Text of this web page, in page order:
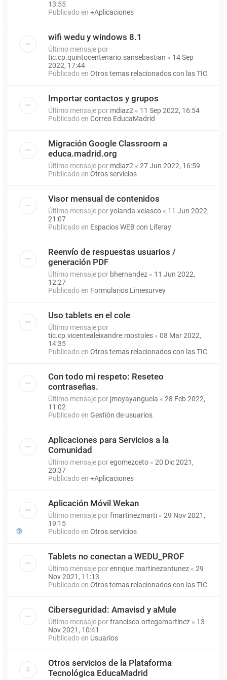
13:55
Publicado en +Aplicaciones
wifi wedu y windows 8.1
Último mensaje por
tic.cp.quintocentenario.sansebastian « 14 Sep
2022, 17:44
Publicado en Otros temas relacionados con las TIC
Importar contactos y grupos
Último mensaje por mdiaz2 « 11 Sep 2022, 16:54
Publicado en Correo EducaMadrid
Migración Google Classroom a
educa.madrid.org
Último mensaje por mdiaz2 « 27 Jun 2022, 16:59
Publicado en Otros servicios
Visor mensual de contenidos
Último mensaje poryolanda.velasco « 11 Jun 2022,
21:07
Publicado en Espacios WEB con Liferay
Reenvío de respuestas usuarios /
generación PDF
Último mensaje por bhernandez « 11 Jun 2022,
12:27
Publicado en Formularios Limesurvey
Uso tablets en el cole
Último mensaje por
tic.cp.vicentealeixandre.mostoles « 08 Mar 2022,
14:35
Publicado en Otros temas relacionados con las TIC
Con todo mi respeto: Reseteo
contraseñas.
Último mensaje por jmoyayanguela « 28 Feb 2022,
11:02
Publicado en Gestión de usuarios
Aplicaciones para Servicios a la
Comunidad
Último mensaje poregomezceto « 20 Dic 2021,
20:37
Publicado en +Aplicaciones
Aplicación Móvil Wekan
Último mensaje porfmartinezmarti « 29 Nov 2021,
19:15
Publicado en Otros servicios
Tablets no conectan a WEDU_PROF
Último mensaje porenrique.martinezantunez « 29
Nov 2021, 11:13
Publicado en Otros temas relacionados con las TIC
Ciberseguridad: Amavisd y aMule
Último mensaje porfrancisco.ortegamartinez « 13
Nov 2021, 10:41
Publicado en Usuarios
Otros servicios de la Plataforma
Tecnológica EducaMadrid